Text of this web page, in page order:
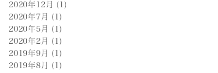
2020年12月 (1)
2020年7月 (1)
2020年5月 (1)
2020年2月 (1)
2019年9月 (1)
2019年8月 (1)